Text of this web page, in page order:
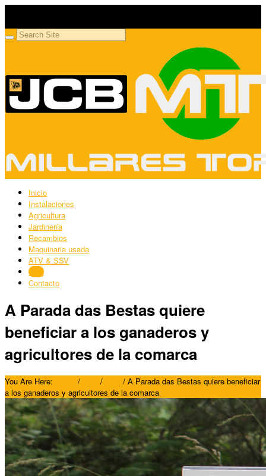
Inicio
Instalaciones
Agricultura
Jardinería
Recambios
Maquinaria usada
ATV & SSV
Blog
Contacto
A Parada das Bestas quiere
beneficiar a los ganaderos y
agricultores de la comarca
You Are Here: / / / A Parada das Bestas quiere beneficiar
a los ganaderos y agricultores de la comarca